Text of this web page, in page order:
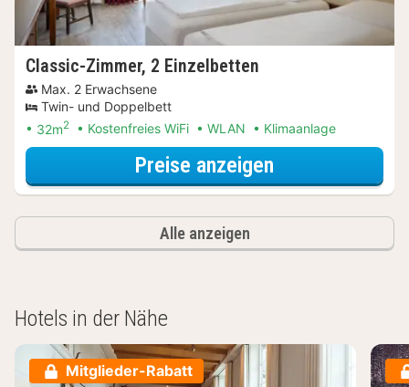
Classic-Zimmer, 2 Einzelbetten
Max. 2 Erwachsene
Twin- und Doppelbett
32m2 Kostenfreies WiFi WLAN Klimaanlage
Preise anzeigen
Alle anzeigen
Hotels in der Nähe
Mitglieder-Rabatt